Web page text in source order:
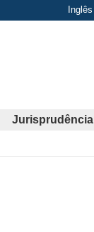
Inglês
Jurisprudência